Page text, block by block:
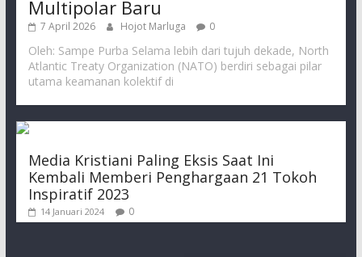
Multipolar Baru
7 April 2026 Hojot Marluga 0
Oleh: Sampe Purba Selama lebih dari tujuh dekade, North
Atlantic Treaty Organization (NATO) berdiri sebagai pilar
utama keamanan kolektif di
Media Kristiani Paling Eksis Saat Ini
Kembali Memberi Penghargaan 21 Tokoh
Inspiratif 2023
14 Januari 2024 0